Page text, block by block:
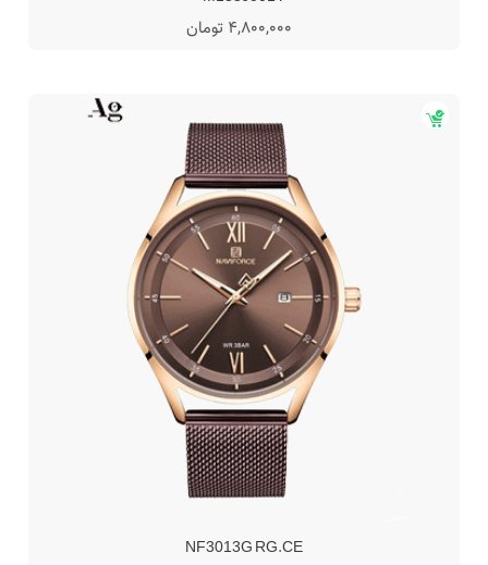
4,800,000 تومان
NF3013G RG.CE